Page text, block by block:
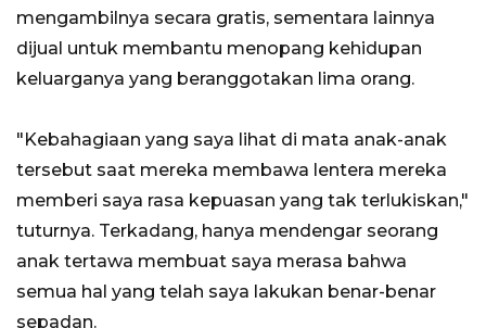
mengambilnya secara gratis, sementara lainnya
dijual untuk membantu menopang kehidupan
keluarganya yang beranggotakan lima orang.
"Kebahagiaan yang saya lihat di mata anak-anak
tersebut saat mereka membawa lentera mereka
memberi saya rasa kepuasan yang tak terlukiskan,"
tuturnya. Terkadang, hanya mendengar seorang
anak tertawa membuat saya merasa bahwa
semua hal yang telah saya lakukan benar-benar
sepadan.